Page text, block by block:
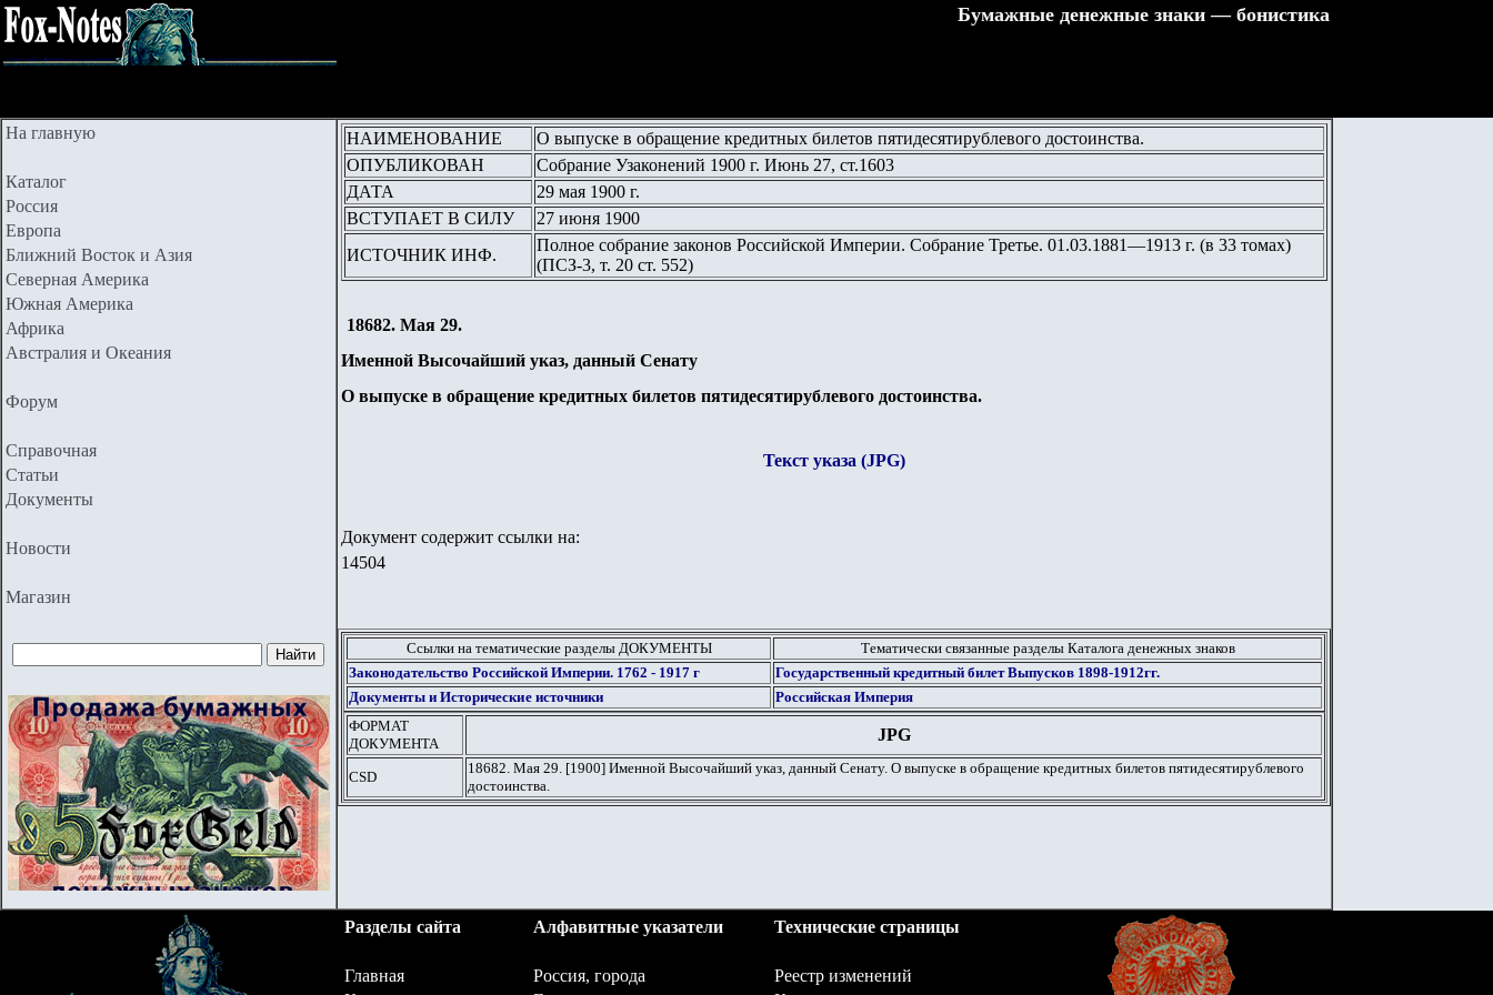
Бумажные денежные знаки — бонистика
На главную
Каталог
Россия
Европа
Ближний Восток и Азия
Северная Америка
Южная Америка
Африка
Австралия и Океания
Форум
Справочная
Статьи
Документы
Новости
Магазин
НАИМЕНОВАНИЕ
О выпуске в обращение кредитных билетов пятидесятирублевогo достоинства.
ОПУБЛИКОВАН
Собрание Узаконений 1900 г. Июнь 27, ст.1603
ДАТА
29 мая 1900 г.
ВСТУПАЕТ В СИЛУ
27 июня 1900
ИСТОЧНИК ИНФ.
Полное собрание законов Российской Империи. Собрание Третье. 01.03.1881—1913 г. (в 33 томах)
(ПСЗ-3, т. 20 ст. 552)
18682. Мая 29.
Именной Высочайший указ, данный Сенату
О выпуске в обращение кредитных билетов пятидесятирублевогo достоинства.
Текст указа (JPG)
Документ содержит ссылки на:
14504
Ссылки на тематические разделы ДОКУМЕНТЫ
Тематически связанные разделы Каталога денежных знаков
Законодательство Российской Империи. 1762 - 1917 г
Государственный кредитный билет Выпусков 1898-1912гг.
Документы и Исторические источники
Российская Империя
ФОРМАТ
ДОКУМЕНТА
JPG
CSD
18682. Мая 29. [1900] Именной Высочайший указ, данный Сенату. О выпуске в обращение кредитных билетов пятидесятирублевогo
достоинства.
Разделы сайта Алфавитные указатели Технические страницы
Главная Россия, города
Реестр изменений